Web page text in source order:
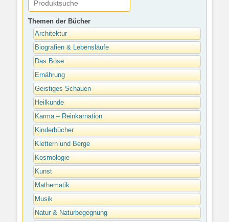
Themen der Bücher
Architektur
Biografien & Lebensläufe
Das Böse
Ernährung
Geistiges Schauen
Heilkunde
Karma – Reinkarnation
Kinderbücher
Klettern und Berge
Kosmologie
Kunst
Mathematik
Musik
Natur & Naturbegegnung